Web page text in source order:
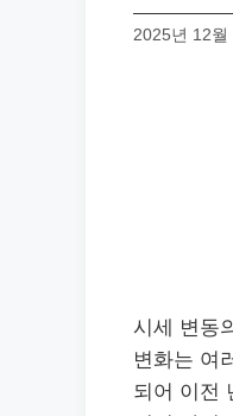
2025년 12월
시세 변동
변화는 여
되어 이전